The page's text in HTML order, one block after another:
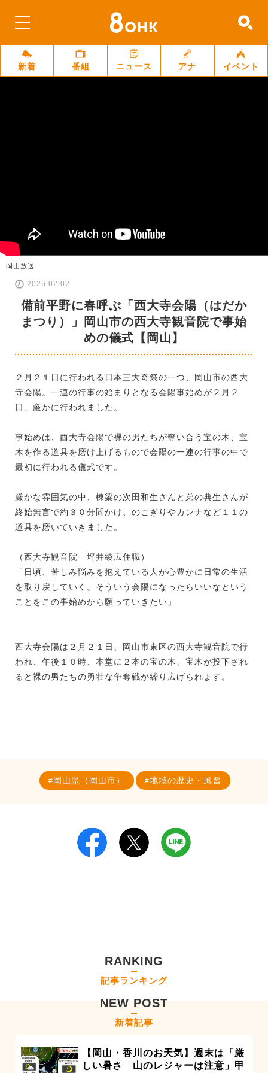
新着 番組 ニュース アナ イベント
岡山放送
2026.02.02
備前平野に春呼ぶ「西大寺会陽（はだか
まつり）」岡山市の西大寺観音院で事始
めの儀式【岡山】
２月２１日に行われる日本三大奇祭の一つ、岡山市の西大
寺会陽。一連の行事の始まりとなる会陽事始めが２月２
日、厳かに行われました。
事始めは、西大寺会陽で裸の男たちが奪い合う宝の木、宝
木を作る道具を磨け上げるもので会陽の一連の行事の中で
最初に行われる儀式です。
厳かな雰囲気の中、棟梁の次田和生さんと弟の典生さんが
終始無言で約３０分間かけ、のこぎりやカンナなど１１の
道具を磨いていきました。
（西大寺観音院 坪井綾広住職）
「日頃、苦しみ悩みを抱えている人が心豊かに日常の生活
を取り戻していく。そういう会陽になったらいいなという
ことをこの事始めから願っていきたい」
西大寺会陽は２月２１日、岡山市東区の西大寺観音院で行
われ、午後１０時、本堂に２本の宝の木、宝木が投下され
ると裸の男たちの勇壮な争奪戦が繰り広げられます。
岡山県（岡山市） 地域の歴史・風習
RANKING
記事ランキング
NEW POST
新着記事
【岡山・香川のお天気】週末は「厳
しい暑さ 山のレジャーは注意」甲